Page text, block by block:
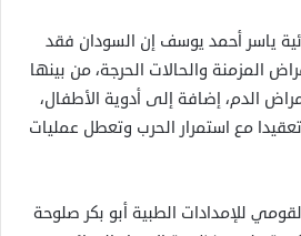
ياسر أحمد يوسف إن السودان فقد
المزمنة والحالات الحرجة، من بينها
الدم، إضافة إلى أدوية الأطفال،
مع استمرار الحرب وتعطل عمليات
للإمدادات الطبية أبو بكر صلوحة